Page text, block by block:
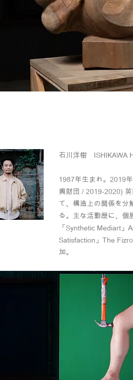
石川洋樹 ISHIKAWA
1987年生まれ。2019
興財団 / 2019-2020)
て、構造上の関係を分
る。主な活動歴に、個
「Synthetic Mediart
Satisfaction」The
加。